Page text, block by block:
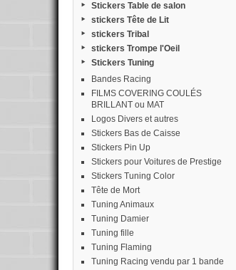
Stickers Table de salon
stickers Tête de Lit
stickers Tribal
stickers Trompe l'Oeil
Stickers Tuning
Bandes Racing
FILMS COVERING COULÉS
BRILLANT ou MAT
Logos Divers et autres
Stickers Bas de Caisse
Stickers Pin Up
Stickers pour Voitures de Prestige
Stickers Tuning Color
Tête de Mort
Tuning Animaux
Tuning Damier
Tuning fille
Tuning Flaming
Tuning Racing vendu par 1 bande